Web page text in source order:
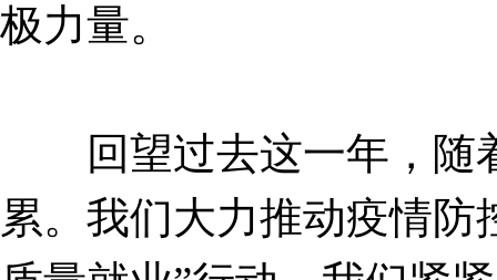
极力量。
回望过去这一年，随着
累。我们大力推动疫情